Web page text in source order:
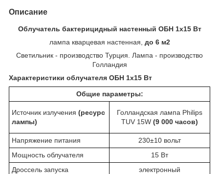
Описание
Облучатель бактерицидный настенный ОБН 1х15 Вт
лампа кварцевая настенная, до 6 м2
Светильник - производство Турция. Лампа - производство
Голландия
Характеристики облучателя ОБН 1х15 Вт
Общие параметры:
Источник излучения (ресурс
лампы)
Голландская лампа Philips
TUV 15W (9 000 часов)
Напряжение питания
230±10 вольт
Мощность облучателя
15 Вт
Дроссель запуска
электронный